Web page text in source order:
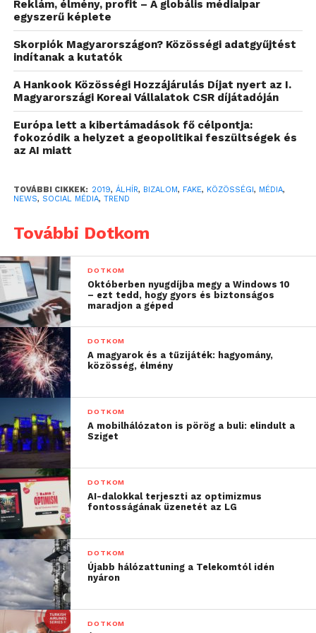
Harmadik alkalommal készített felmérést újságírók
körében a közösségi oldalak használatáról a FLOW
PR. A 2010 óta négyévente elvégzett
kutatások eredményeit összevetve
megállapítható, hogy az elmúlt négy évben
nagymértékben visszaesett a közösségi csatornákba
vetett bizalom: kétszeresére nőtt azok száma, akik
szerint ezek a felületek nem tekinthetők hiteles
vissza azon újságírók aránya, akik inkább
megbízhatónak tekintik ezeket a felületeket a
során.
A változás az álhírek térnyerésével függ össze,
Reklám, élmény, profit – A globális médiaipar
egyszerű képlete
Skorpiók Magyarországon? Közösségi adatgyűjtést
indítanak a kutatók
A Hankook Közösségi Hozzájárulás Díjat nyert az I.
Magyarországi Koreai Vállalatok CSR díjátadóján
Európa lett a kibertámadások fő célpontja:
fokozódik a helyzet a geopolitikai feszültségek és
az AI miatt
TOVÁBBI CIKKEK: 2019, ÁLHÍR, BIZALOM, FAKE, KÖZÖSSÉGI, MÉDIA,
NEWS, SOCIAL MÉDIA, TREND
További Dotkom
DOTKOM
Októberben nyugdíjba megy a Windows 10
– ezt tedd, hogy gyors és biztonságos
maradjon a géped
DOTKOM
A magyarok és a tűzijáték: hagyomány,
közösség, élmény
DOTKOM
A mobilhálózaton is pörög a buli: elindult a
Sziget
DOTKOM
AI-dalokkal terjeszti az optimizmus
fontosságának üzenetét az LG
DOTKOM
Újabb hálózattuning a Telekomtól idén
nyáron
DOTKOM